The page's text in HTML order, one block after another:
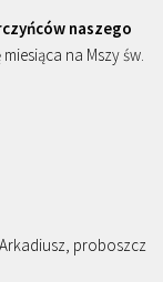
naszego
na Mszy św.
proboszcz